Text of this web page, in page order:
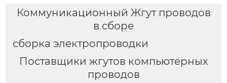
Коммуникационный Жгут проводов
в сборе
сборка электропроводки
Поставщики жгутов компьютерных
проводов